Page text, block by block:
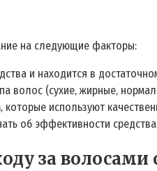
на следующие факторы:
и находится в
волос (сухие‚ жирные‚
используют
об эффективности
за